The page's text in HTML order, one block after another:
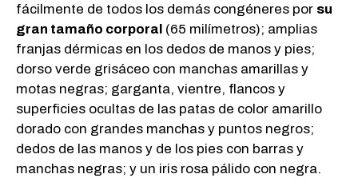
fácilmente de todos los demás congéneres por su
gran tamaño corporal (65 milímetros); amplias
franjas dérmicas en los dedos de manos y pies;
dorso verde grisáceo con manchas amarillas y
motas negras; garganta, vientre, flancos y
superficies ocultas de las patas de color amarillo
dorado con grandes manchas y puntos negros;
dedos de las manos y de los pies con barras y
manchas negras; y un iris rosa pálido con negra.